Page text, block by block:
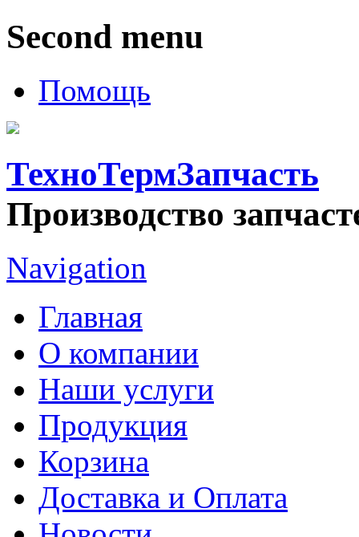
Second menu
Помощь
ТехноТермЗапчасть
Производство
Navigation
Главная
О компании
Наши услуги
Продукция
Корзина
Доставка и Оплата